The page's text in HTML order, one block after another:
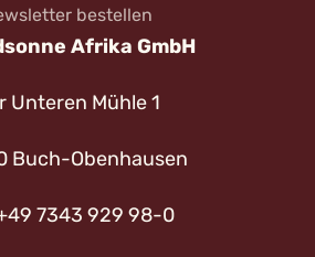
bestellen
Afrika GmbH
Unteren Mühle 1
Buch-Obenhausen
7343 929 98-0